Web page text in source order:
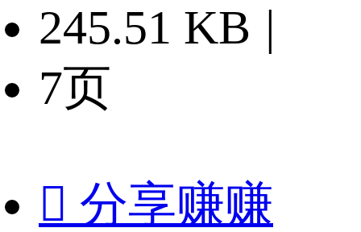
245.51 KB |
7页
 分享赚赚